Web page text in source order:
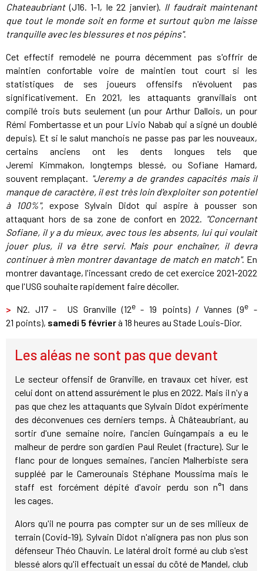
Chateaubriant(J16. 1-1, le 22 janvier). Il faudrait maintenant
que tout le monde soit en forme et surtout qu'on me laisse
tranquille avec les blessures et nos pépins".
Cet effectif remodelé ne pourra décemment pas s'offrir de
maintien confortable voire de maintien tout court si les
statistiques de ses joueurs offensifs n'évoluent pas
significativement. En 2021, les attaquants granvillais ont
compilé trois buts seulement (un pour Arthur Dallois, un pour
Rémi Fombertasse et un pour Livio Nabab qui a signé un doublé
depuis). Et si le salut manchois ne passe pas par les nouveaux,
certains anciens ont les dents longues tels que
Jeremi Kimmakon, longtemps blessé, ou Sofiane Hamard,
souvent remplaçant. "Jeremy a de grandes capacités mais il
manque de caractère, il est très loin d'exploiter son potentiel
à 100%", expose Sylvain Didot qui aspire à pousser son
attaquant hors de sa zone de confort en 2022. "Concernant
Sofiane, il y a du mieux, avec tous les absents, lui qui voulait
jouer plus, il va être servi. Mais pour enchaîner, il devra
continuer à m'en montrer davantage de match en match". En
montrer davantage, l'incessant credo de cet exercice 2021-2022
que l'USG souhaite rapidement faire décoller.
> N2. J17 - US Granville (12e- 19 points) / Vannes (9e -
21 points), samedi 5 févrierà 18 heures au Stade Louis-Dior.
Les aléas ne sont pas que devant
Le secteur offensif de Granville, en travaux cet hiver, est
celui dont on attend assurément le plus en 2022. Mais il n'y a
pas que chez les attaquants que Sylvain Didot expérimente
des déconvenues ces derniers temps. À Châteaubriant, au
sortir d'une semaine noire, l'ancien Guingampais a eu le
malheur de perdre son gardien Paul Reulet (fracture). Sur le
flanc pour de longues semaines, l'ancien Malherbiste sera
suppléé par le Camerounais Stéphane Moussima mais le
staff est forcément dépité d'avoir perdu son n°1 dans
les cages.
Alors qu'il ne pourra pas compter sur un de ses milieux de
terrain (Covid-19), Sylvain Didot n'alignera pas non plus son
défenseur Théo Chauvin. Le latéral droit formé au club s'est
blessé alors qu'il effectuait un essai du côté de Mandel, club